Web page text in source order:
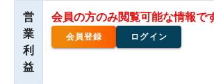
営
業
利
益
会員の方のみ閲覧可能な情報で
会員登録 ログイン